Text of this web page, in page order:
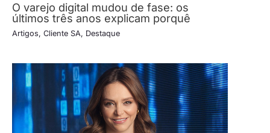
O varejo digital mudou de fase: os
últimos três anos explicam porquê
Artigos, Cliente SA, Destaque